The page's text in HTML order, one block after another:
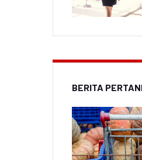
BERITA